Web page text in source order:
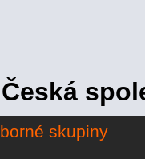
Česká
skupiny